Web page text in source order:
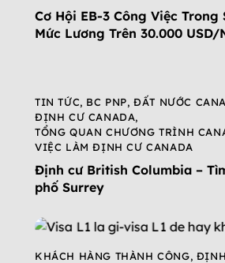
Cơ Hội EB-3 Công Việc Trong
Mức Lương Trên 30.000 USD/
TIN TỨC, BC PNP,ĐẤT NƯỚC
ĐỊNH CƯ CANADA,
TỔNG QUAN CHƯƠNG TRÌNH
VIỆC LÀM ĐỊNH CƯ CANADA
Định cư British Columbia –
phố Surrey
KHÁCH HÀNG THÀNH CÔNG,